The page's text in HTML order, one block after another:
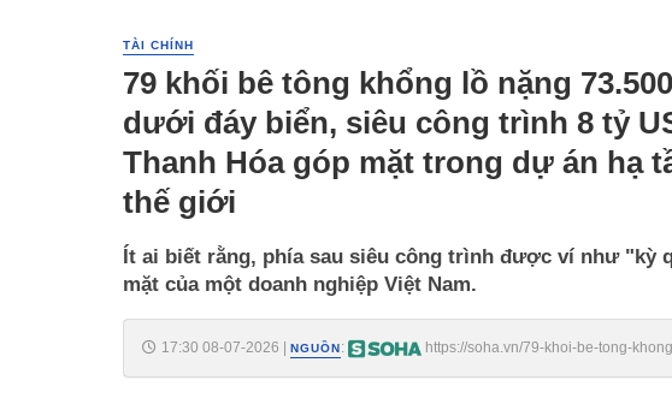
TÀI CHÍNH
79 khối bê tông khổng lồ nặng
dưới đáy biển, siêu công trình 8 tỷ
Thanh Hóa góp mặt trong dự án hạ
thế giới
Ít ai biết rằng, phía sau siêu công trình được ví như "kỳ
mặt của một doanh nghiệp Việt Nam.
17:30 08-07-2026 | NGUỒN:
https://soha.vn/79-khoi-be-tong-